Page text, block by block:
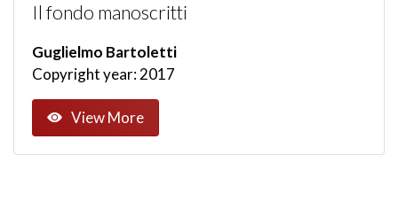
Il fondo manoscritti
Guglielmo Bartoletti
Copyright year: 2017
View More